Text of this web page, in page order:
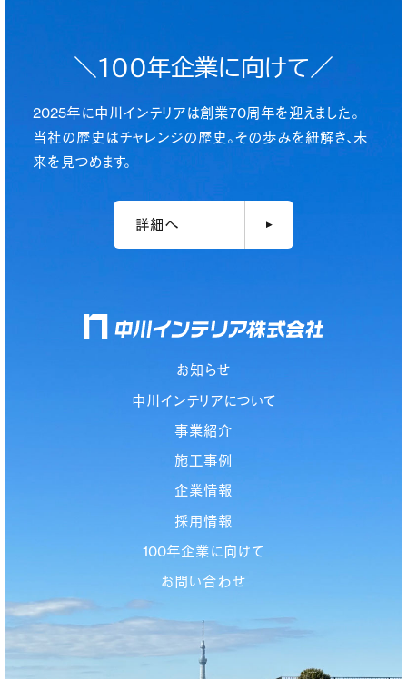
＼ 1 00年企業に向けて／
2025年に中川インテリアは創業70周年を迎えました。
当社の歴史はチャレンジの歴史。その歩みを紐解き、未
来を見つめます。
詳細へ
お知らせ
中川インテリアについて
事業紹介
施工事例
企業情報
採用情報
100年企業に向けて
お問い合わせ